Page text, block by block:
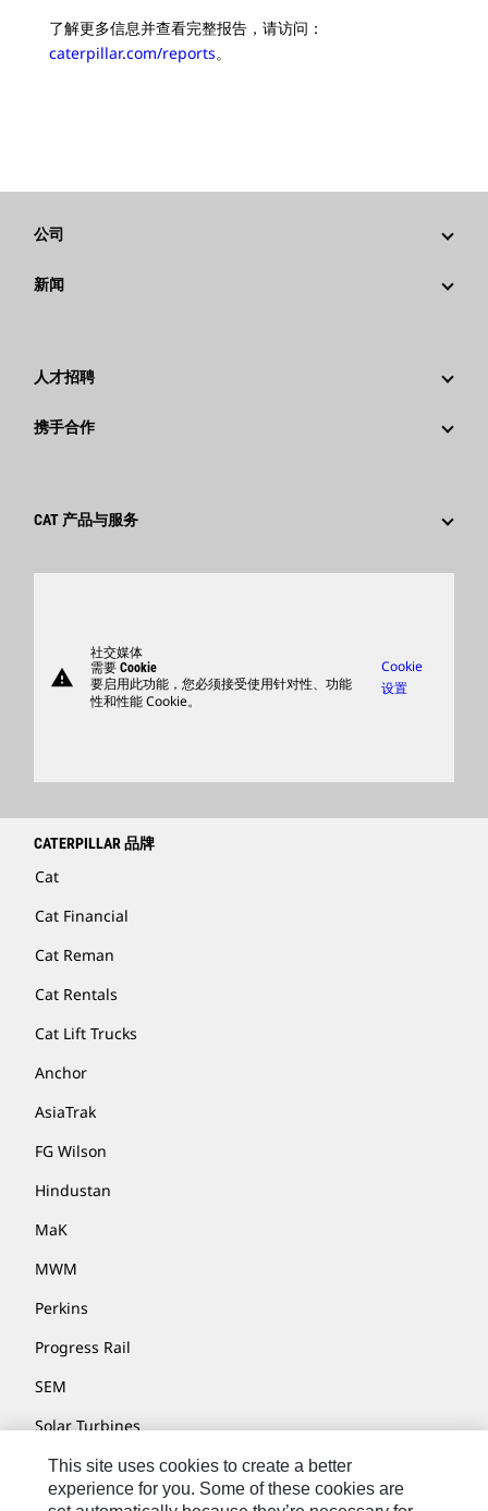
了解更多信息并查看完整报告，请访问：
caterpillar.com/reports。
公司
战略
卡特彼勒 基金会
行为准则
创新
新闻
社交媒体
人才招聘
为什么选择卡特彼勒？
搜索和申请
携手合作
供应商
CAT 产品与服务
商品warning
社交媒体
需要 Cookie
要启用此功能，您必须接受使用针对性、功能
性和性能 Cookie。
Cookie
设置
CATERPILLAR 品牌
Cat
Cat Financial
Cat Reman
Cat Rentals
Cat Lift Trucks
Anchor
AsiaTrak
FG Wilson
Hindustan
MaK
MWM
Perkins
Progress Rail
SEM
Solar Turbines
SPM Oil & Gas
Turner Powertrain Systems
This site uses cookies to create a better
experience for you. Some of these cookies are